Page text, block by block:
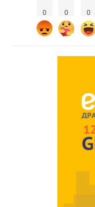
0 0 0